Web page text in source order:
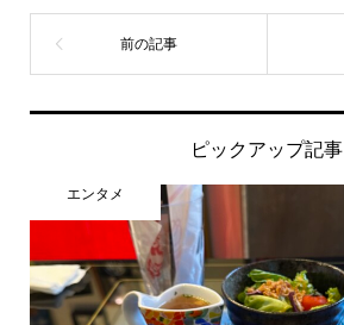
ピックアップ記事
エンタメ